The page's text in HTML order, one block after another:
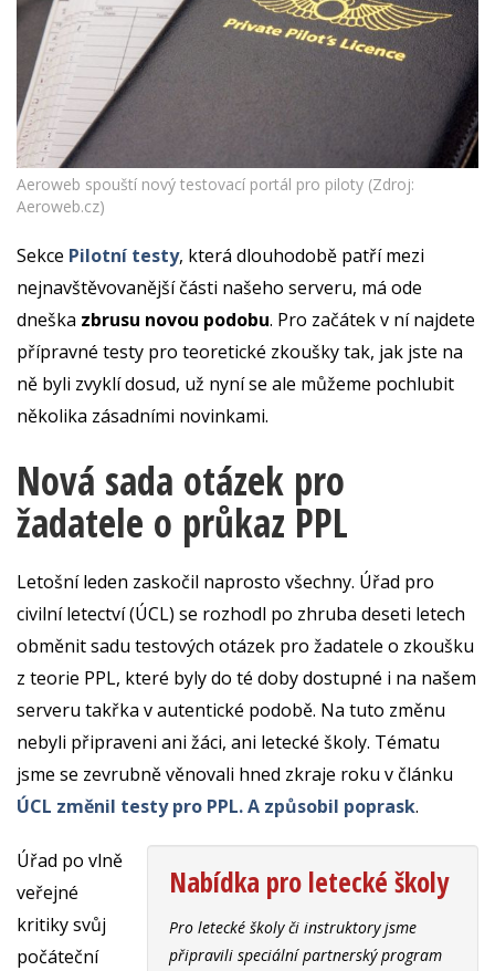
Aeroweb spouští nový testovací portál pro piloty (Zdroj:
Aeroweb.cz)
Sekce Pilotní testy, která dlouhodobě patří mezi
nejnavštěvovanější části našeho serveru, má ode
dneška zbrusu novou podobu. Pro začátek v ní najdete
přípravné testy pro teoretické zkoušky tak, jak jste na
ně byli zvyklí dosud, už nyní se ale můžeme pochlubit
několika zásadními novinkami.
Nová sada otázek pro
žadatele o průkaz PPL
Letošní leden zaskočil naprosto všechny. Úřad pro
civilní letectví (ÚCL) se rozhodl po zhruba deseti letech
obměnit sadu testových otázek pro žadatele o zkoušku
z teorie PPL, které byly do té doby dostupné i na našem
serveru takřka v autentické podobě. Na tuto změnu
nebyli připraveni ani žáci, ani letecké školy. Tématu
jsme se zevrubně věnovali hned zkraje roku v článku
ÚCL změnil testy pro PPL. A způsobil poprask.
Nabídka pro letecké školy
Pro letecké školy či instruktory jsme
připravili speciální partnerský program
Úřad po vlně
veřejné
kritiky svůj
počáteční